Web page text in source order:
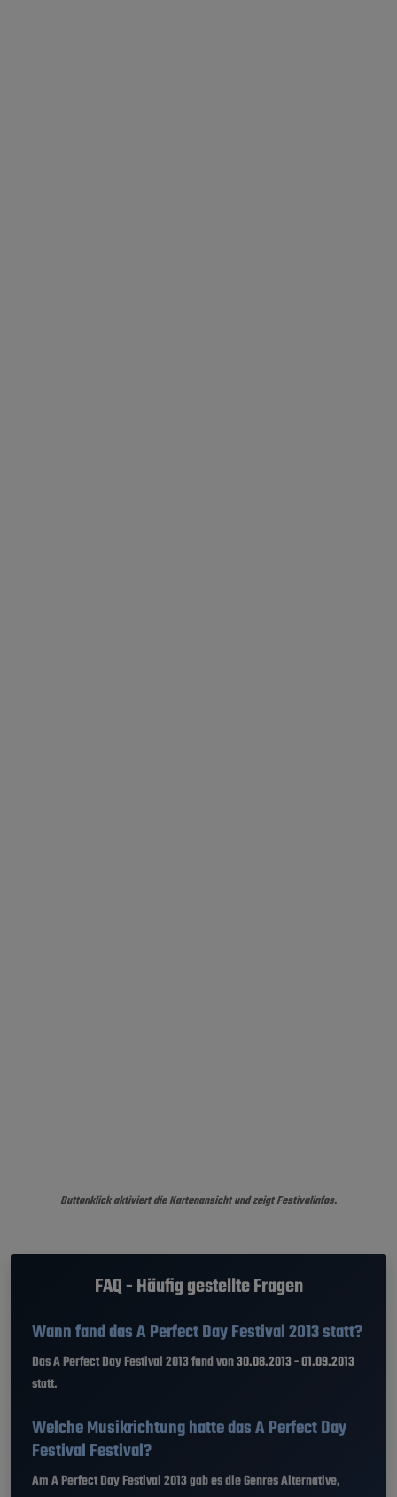
Buttonklick aktiviert die Kartenansicht und zeigt Festivalinfos.
FAQ - Häufig gestellte Fragen
Wann fand das A Perfect Day Festival 2013 statt?
Das A Perfect Day Festival 2013 fand von30.08.2013 - 01.09.2013
statt.
Welche Musikrichtung hatte das A Perfect Day
Festival Festival?
Am A Perfect Day Festival 2013 gab es die Genres Alternative,